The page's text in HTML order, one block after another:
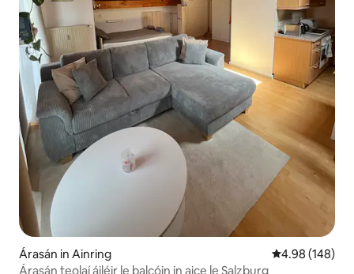
Árasán in Ainring Meánrátáil
4.98 (148)
Árasán teolaí áiléir le balcóin in aice le Salzburg